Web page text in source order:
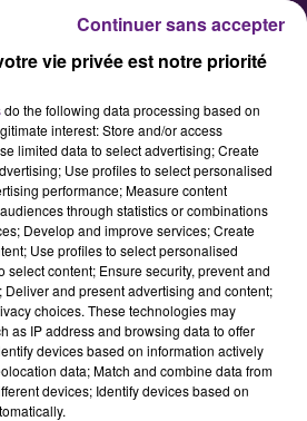
véhicules Honda
vie privée est notre priorité
do the following data processing based on
interest: Store and/or access
limited data to select advertising; Create
Use profiles to select personalised
performance; Measure content
through statistics or combinations
Develop and improve services; Create
Use profiles to select personalised
select content; Ensure security, prevent and
Deliver and present advertising and content;
choices. These technologies may
as IP address and browsing data to offer
devices based on information actively
data; Match and combine data from
devices; Identify devices based on
Continuer sans accepter